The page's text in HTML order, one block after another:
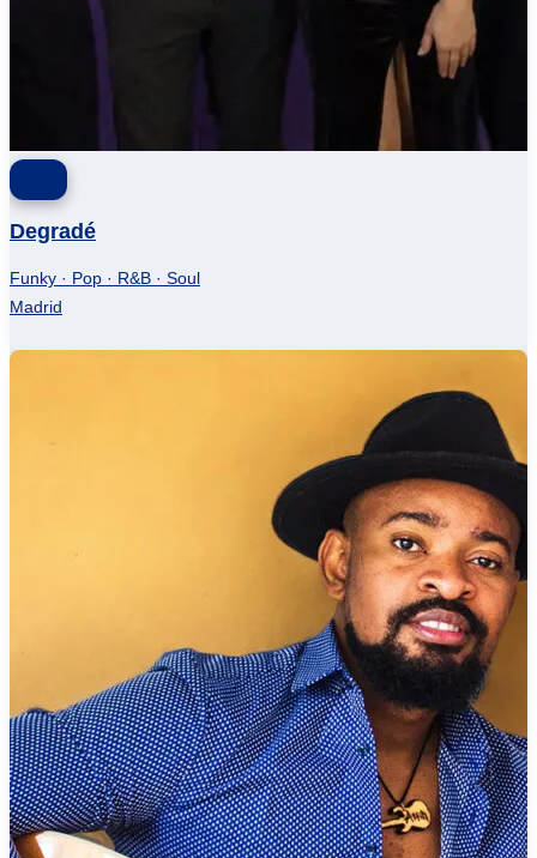
Degradé
Funky · Pop · R&B · Soul
Madrid